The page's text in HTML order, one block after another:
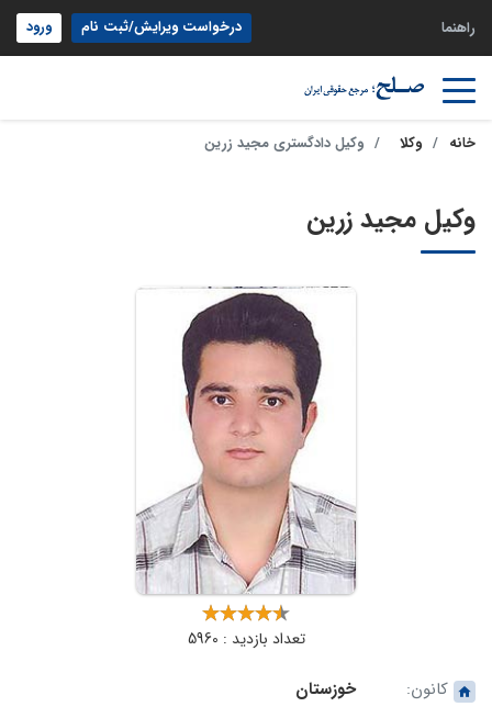
راهنما درخواست ویرایش/ثبت نام ورود
خانه وکلا وکیل دادگستری مجید زرین
وکیل مجید زرین
تعداد بازدید : 5960
کانون:
خوزستان